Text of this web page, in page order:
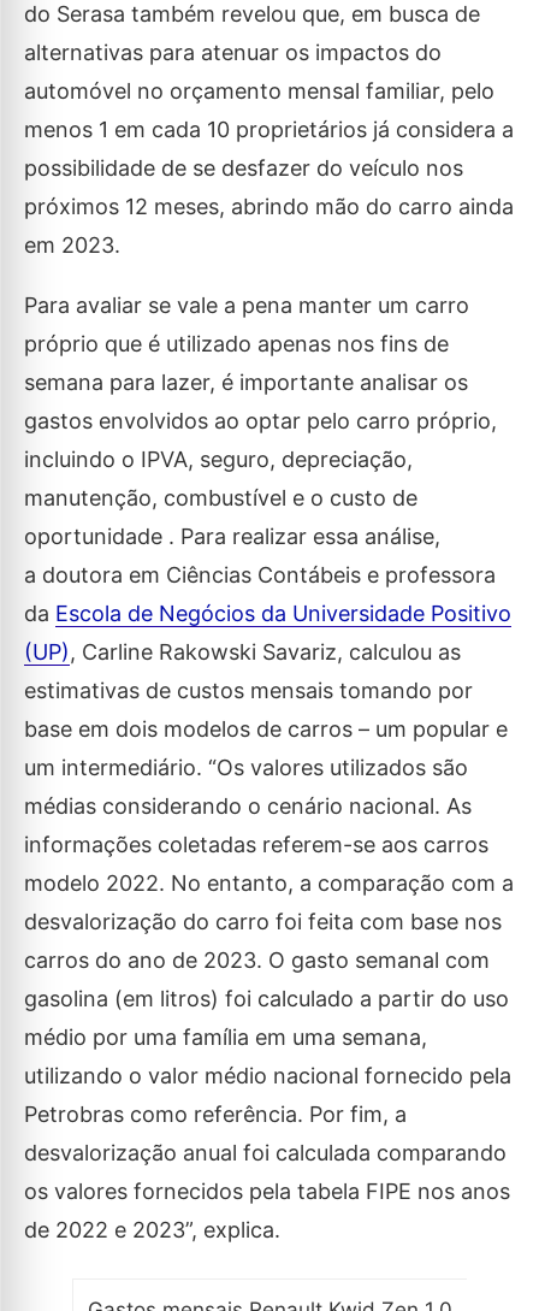
do Serasa também revelou que, em busca de
alternativas para atenuar os impactos do
automóvel no orçamento mensal familiar, pelo
menos 1 em cada 10 proprietários já considera a
possibilidade de se desfazer do veículo nos
próximos 12 meses, abrindo mão do carro ainda
em 2023.
Para avaliar se vale a pena manter um carro
próprio que é utilizado apenas nos fins de
semana para lazer, é importante analisar os
gastos envolvidos ao optar pelo carro próprio,
incluindo o IPVA, seguro, depreciação,
manutenção, combustível e o custo de
oportunidade . Para realizar essa análise,
a doutora em Ciências Contábeis e professora
da Escola de Negócios da Universidade Positivo
(UP), Carline Rakowski Savariz, calculou as
estimativas de custos mensais tomando por
base em dois modelos de carros – um popular e
um intermediário. “Os valores utilizados são
médias considerando o cenário nacional. As
informações coletadas referem-se aos carros
modelo 2022. No entanto, a comparação com a
desvalorização do carro foi feita com base nos
carros do ano de 2023. O gasto semanal com
gasolina (em litros) foi calculado a partir do uso
médio por uma família em uma semana,
utilizando o valor médio nacional fornecido pela
Petrobras como referência. Por fim, a
desvalorização anual foi calculada comparando
os valores fornecidos pela tabela FIPE nos anos
de 2022 e 2023”, explica.